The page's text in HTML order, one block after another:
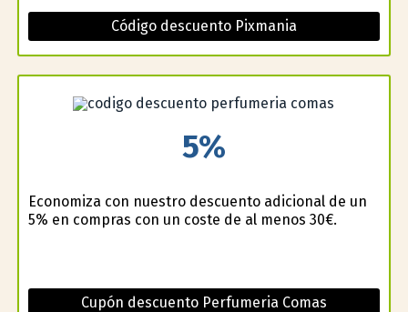
Código descuento Pixmania
5%
Economiza con nuestro descuento adicional de un
5% en compras con un coste de al menos 30€.
Cupón descuento Perfumeria Comas